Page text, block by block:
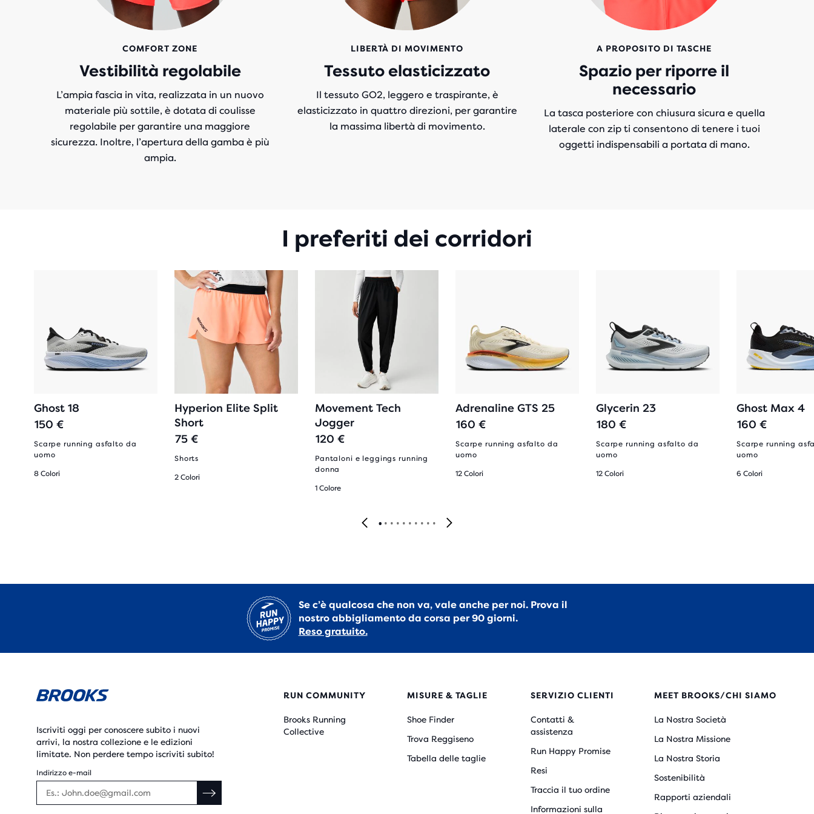
COMFORT ZONE
Vestibilità regolabile
L’ampia fascia in vita, realizzata in un nuovo
materiale più sottile, è dotata di coulisse
regolabile per garantire una maggiore
sicurezza. Inoltre, l’apertura della gamba è più
ampia.
LIBERTÀ DI MOVIMENTO
Tessuto elasticizzato
Il tessuto GO2, leggero e traspirante, è
elasticizzato in quattro direzioni, per garantire
la massima libertà di movimento.
A PROPOSITO DI TASCHE
Spazio per riporre il
necessario
La tasca posteriore con chiusura sicura e quella
laterale con zip ti consentono di tenere i tuoi
oggetti indispensabili a portata di mano.
I preferiti dei corridori
Ghost 18
150 €
Scarpe running asfalto da
uomo
8 Colori
Hyperion Elite Split
Short
75 €
Shorts
2 Colori
Movement Tech
Jogger
120 €
Pantaloni e leggings running
donna
1 Colore
Adrenaline GTS 25
160 €
Scarpe running asfalto da
uomo
12 Colori
Glycerin 23
180 €
Scarpe running asfalto da
uomo
12 Colori
Ghost Max 4
160 €
Scarpe running
uomo
6 Colori
Se c’è qualcosa che non va, vale anche per noi. Prova il
nostro abbigliamento da corsa per 90 giorni.
Reso gratuito.
Iscriviti oggi per conoscere subito i nuovi
arrivi, la nostra collezione e le edizioni
limitate. Non perdere tempo iscriviti subito!
Indirizzo e-mail
RUN COMMUNITY
Brooks Running
Collective
MISURE & TAGLIE
Shoe Finder
Trova Reggiseno
Tabella delle taglie
SERVIZIO CLIENTI
Contatti &
assistenza
Run Happy Promise
Resi
Traccia il tuo ordine
Informazioni sulla
MEET BROOKS/CHI SIAMO
La Nostra Società
La Nostra Missione
La Nostra Storia
Sostenibilità
Rapporti aziendali